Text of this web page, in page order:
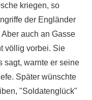
kriegen, so
der Engländer
auch an Gasse
völlig vorbei. Sie
sagt, warnte er seine
Später wünschte
"Soldatenglück"